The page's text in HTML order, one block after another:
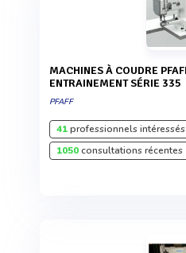
MACHINES À COUDRE PFAFF TRIPLE
ENTRAINEMENT SÉRIE 335
PFAFF
41professionnels intéressés
1050consultations récentes